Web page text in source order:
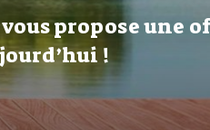
propose une
!